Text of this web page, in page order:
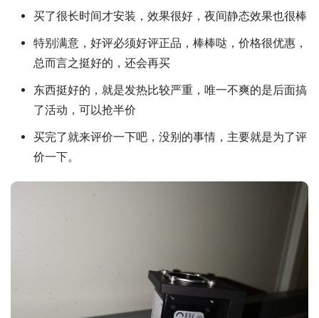
买了很长时间才安装，效果很好，夜间静态效果也很棒
特别满意，好评必须好评正品，棒棒哒，价格很优惠，
总而言之挺好的，还会再买
东西挺好的，就是发热比较严重，唯一不爽的是后面搞
了活动，可以抢半价
买完了就来评价一下吧，没别的事情，主要就是为了评
价一下。